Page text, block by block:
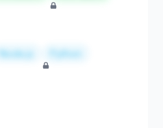
Node.js Python